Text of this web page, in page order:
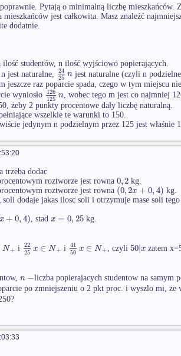
Pytają o minimalną liczbę mieszkańców.
mieszkańców jest całkowita. Masz znaleźć
dodatnie.
ilość studentów, n ilość wyjściowo popierających.
jest naturalne,
24
25 n jest naturalne (czyli n
jeszcze raz poparcie spada, czego w tym miejscu
wyniosło 126
125 n, wobec tego m jest co najmniej
żeby 2 punkty procentowe dały liczbę naturalną.
wszelkie te warunki to 150.
jedynym n podzielnym przez 125 jest właśnie
trzeba dodac
roztworze jest rowna 0,2 kg.
roztworze jest rowna (0,2x +0,4) kg.
soli dodaje jakas ilosc soli i otrzymuje mase soli
+0,4), stadx = 0,25 kg.
N+ i 22
25 x ∈ N+ i 41
50 x ∈ N+ , czyli50|x zatem
n−liczba popierajacych studentow na samym
po zmniejszeniu o 2 pkt proc. i wyszlo mi, ze